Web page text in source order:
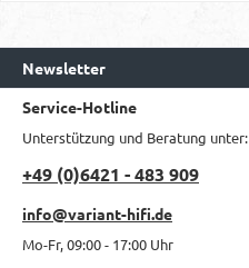
Newsletter
Service-Hotline
Unterstützung und Beratung unter:
+49 (0)6421 - 483 909
info@variant-hifi.de
Mo-Fr, 09:00 - 17:00 Uhr